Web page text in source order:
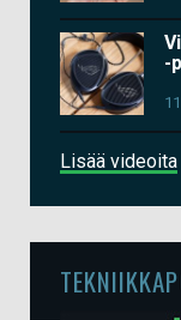
-
Lisää videoita